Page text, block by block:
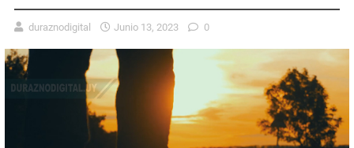
duraznodigital Junio 13, 2023 0